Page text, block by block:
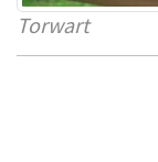
Torwart